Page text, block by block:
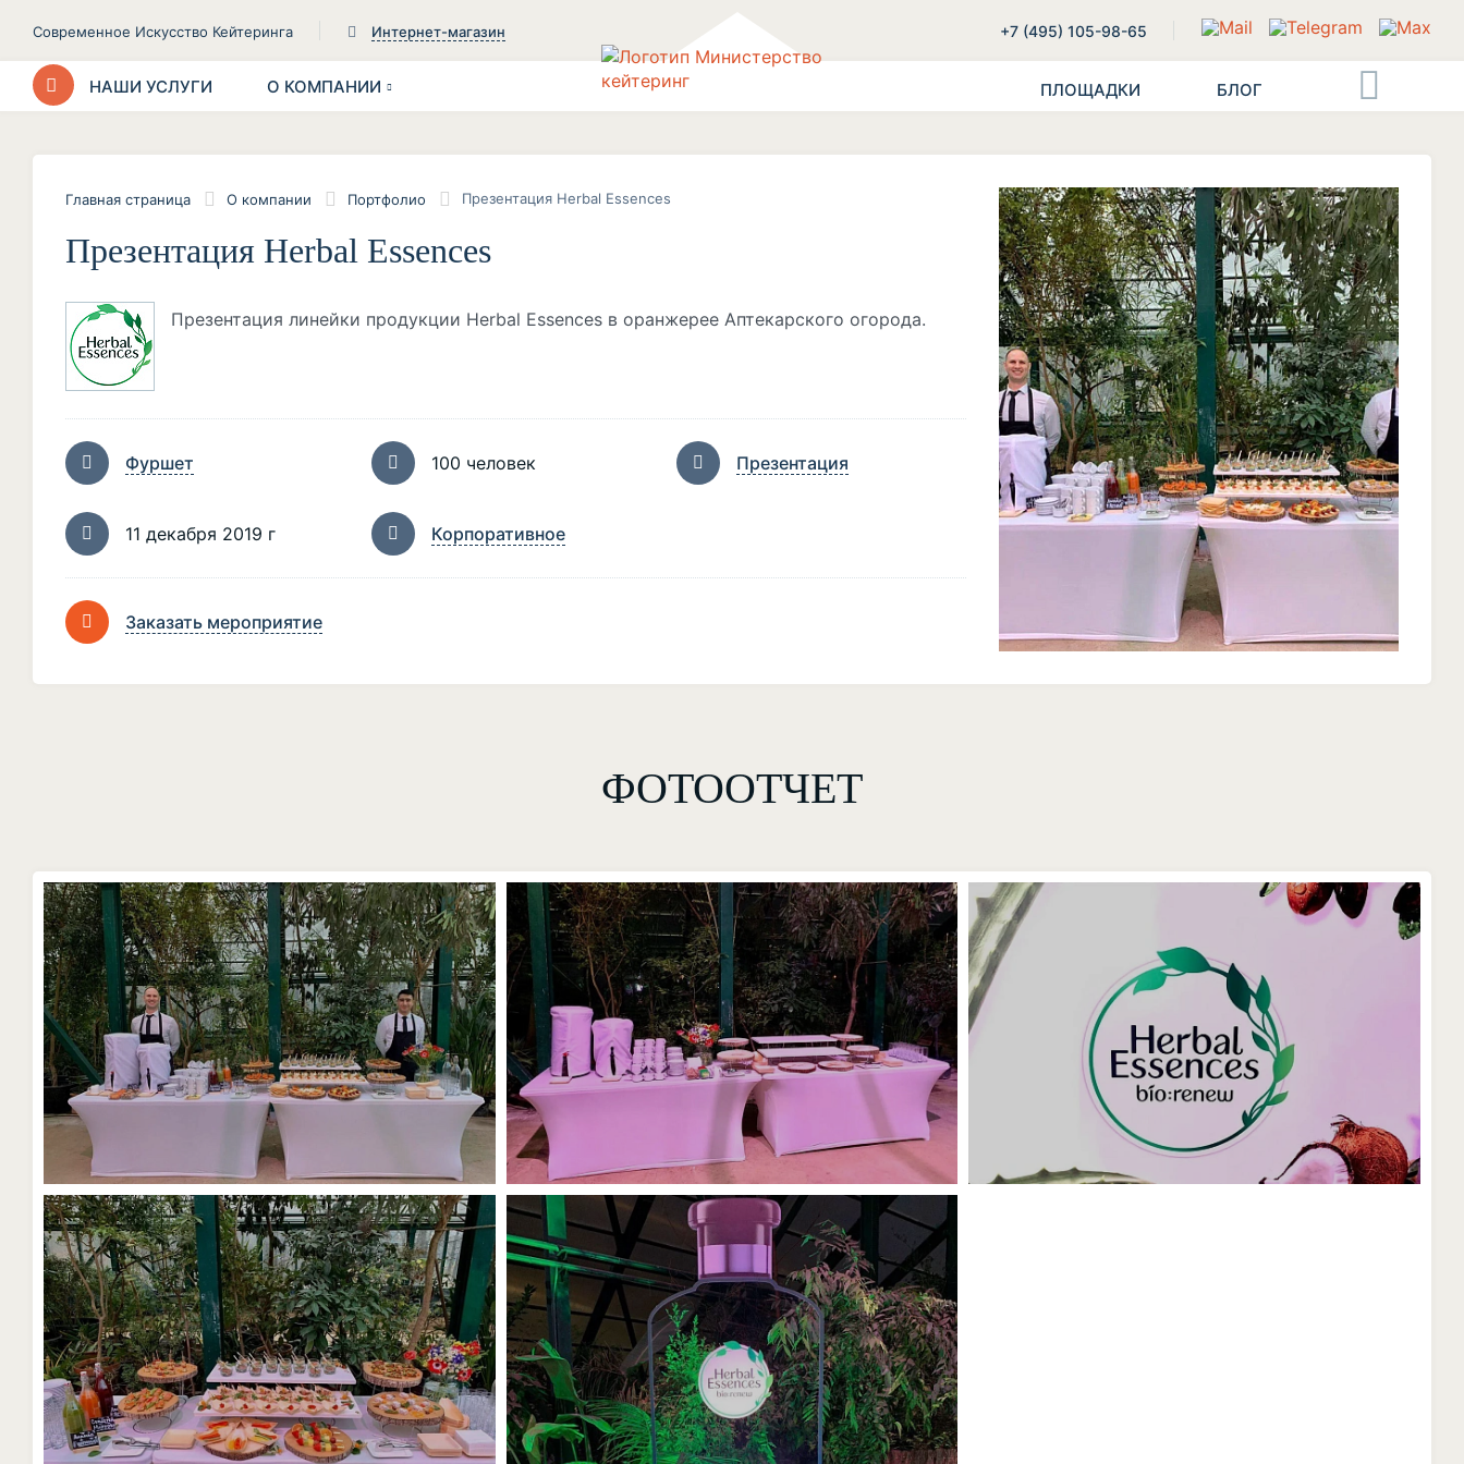
Современное Искусство Кейтеринга Интернет-магазин +7 (495) 105-98-65
НАШИ УСЛУГИ О КОМПАНИИ ПЛОЩАДКИ БЛОГ
Главная страница О компании Портфолио Презентация Herbal Essences
Презентация Herbal Essences
Презентация линейки продукции Herbal Essences в оранжерее Аптекарского огорода.
Фуршет 100 человек Презентация
11 декабря 2019 г Корпоративное
Заказать мероприятие
ФОТООТЧЕТ